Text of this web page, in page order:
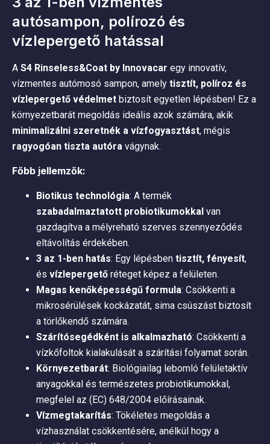
autósampon, polírozó és
vízlepergető hatással
A S4 Rinseless&Coat by Innovacar egy innovatív,
vízmentes autómosó sampon, amely tisztít, políroz és
vízlepergető védelmet biztosít egyetlen lépésben! Ez a
környezetbarát megoldás ideális azok számára, akik
minimalizálni szeretnék a vízfogyasztást, mégis
ragyogóan tiszta autóra vágynak.
Főbb jellemzők:
Biotikus technológia: A termék
szabadalmaztatott probiotikumokkal van
gazdagítva a mélyreható szerves szennyeződés
eltávolítás érdekében.
3 az 1-ben hatás: Egy lépésben tisztít, fényesít,
és vízlepergető réteget képez a felületen.
Magas kenőképességű formula: Csökkenti a
mikrosérülések kockázatát, sima csúszást biztosít
a törlőkendő számára.
Szárítósegédként is alkalmazható: Csökkenti a
vízkőfoltok kialakulását a szárítási folyamat során.
Környezetbarát: Biológiailag lebomló felületaktív
anyagokkal és természetes probiotikumokkal,
megfelel az (EC) 648/2004 előírásainak.
Vízmegtakarítás: Tökéletes megoldás a
vízhasználat csökkentésére, anélkül hogy a